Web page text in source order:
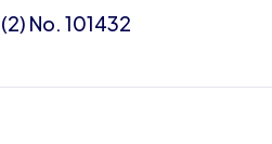
No. 101432